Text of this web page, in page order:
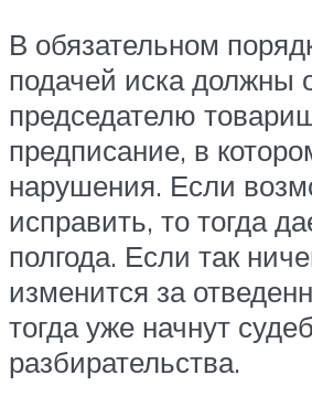
В обязательном
подачей иска должны
председателю
предписание, в
нарушения. Если
исправить, то тогда
полгода. Если так
изменится за
тогда уже начнут
разбирательства.